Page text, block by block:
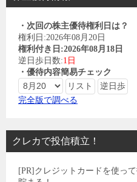
・次回の株主優待権利日は？
権利日:2026年08月20日
権利付き日:2026年08月18日
逆日歩日数:1日
・優待内容簡易チェック
完全版で調べる
クレカで投信積立！
[PR]クレジットカードを使っ